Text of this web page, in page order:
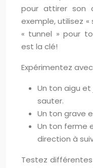
pour attirer son
exemple, utilisez
« tunnel » pour
est la clé!
Expérimentez
Un ton aigu et
sauter.
Un ton grave
Un ton ferme
direction à
Testez